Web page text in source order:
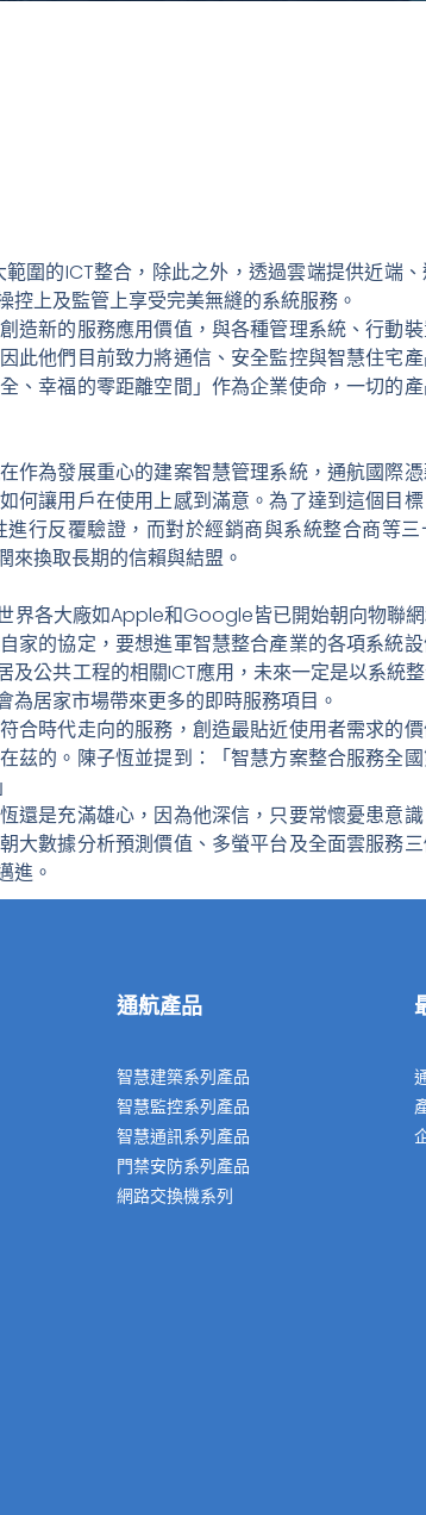
圍的ICT整合，除此之外，透過雲端提供近端
上及監管上享受完美無縫的系統服務。
造新的服務應用價值，與各種管理系統、行動
此他們目前致力將通信、安全監控與智慧住宅
、幸福的零距離空間」作為企業使命，一切的
作為發展重心的建案智慧管理系統，通航國際
何讓用戶在使用上感到滿意。為了達到這個目
行反覆驗證，而對於經銷商與系統整合商等
來換取長期的信賴與結盟。
界各大廠如Apple和Google皆已開始朝向物聯網
家的協定，要想進軍智慧整合產業的各項系統
公共工程的相關ICT應用，未來一定是以系統
居家市場帶來更多的即時服務項目。
合時代走向的服務，創造最貼近使用者需求的
茲的。陳子恆並提到：「智慧方案整合服務全
還是充滿雄心，因為他深信，只要常懷憂患意
大數據分析預測價值、多螢平台及全面雲服務
進。
通航產品
智慧建築系列產品
智慧監控系列產品
智慧通訊系列產品
門禁安防系列產品
網路交換機系列